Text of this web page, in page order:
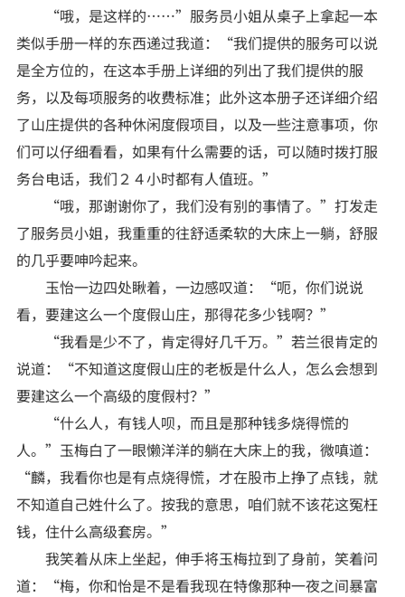
“哦，是这样的……”服务员小姐从桌子上拿起一本
类似手册一样的东西递过我道：“我们提供的服务可以说
是全方位的，在这本手册上详细的列出了我们提供的服
务，以及每项服务的收费标准；此外这本册子还详细介绍
了山庄提供的各种休闲度假项目，以及一些注意事项，你
们可以仔细看看，如果有什么需要的话，可以随时拨打服
务台电话，我们２４小时都有人值班。”
“哦，那谢谢你了，我们没有别的事情了。”打发走
了服务员小姐，我重重的往舒适柔软的大床上一躺，舒服
的几乎要呻吟起来。
玉怡一边四处瞅着，一边感叹道：“呃，你们说说
看，要建这么一个度假山庄，那得花多少钱啊？”
“我看是少不了，肯定得好几千万。”若兰很肯定的
说道：“不知道这度假山庄的老板是什么人，怎么会想到
要建这么一个高级的度假村？”
“什么人，有钱人呗，而且是那种钱多烧得慌的
人。”玉梅白了一眼懒洋洋的躺在大床上的我，微嗔道：
“麟，我看你也是有点烧得慌，才在股市上挣了点钱，就
不知道自己姓什么了。按我的意思，咱们就不该花这冤枉
钱，住什么高级套房。”
我笑着从床上坐起，伸手将玉梅拉到了身前，笑着问
道：“梅，你和怡是不是看我现在特像那种一夜之间暴富